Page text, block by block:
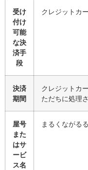
受け
付け
可能
な決
済手
段
クレジットカ
決済
期間
クレジットカ
ただちに処理
屋号
また
はサ
ービ
ス名
まるくながるる